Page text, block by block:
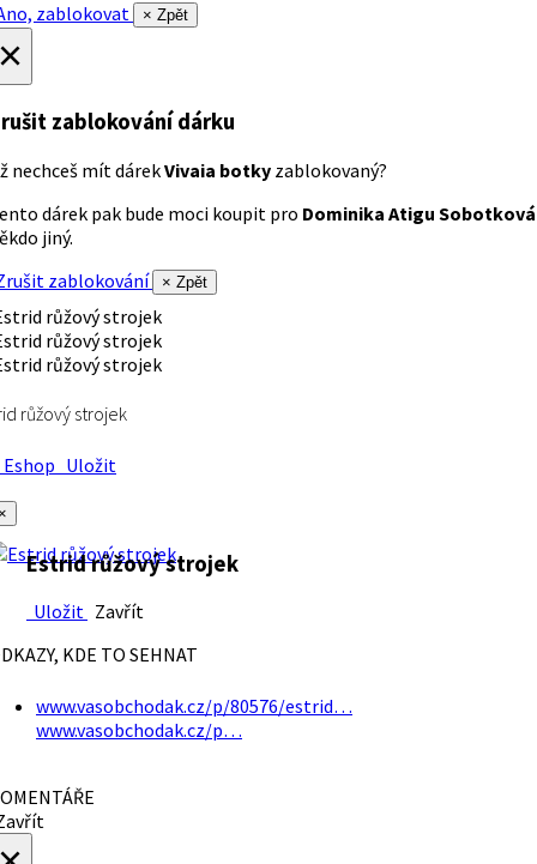
zablokovat
× Zpět
zablokování dárku
nechceš mít dárekVivaia botky zablokovaný?
dárek pak bude moci koupit pro Dominika Atigu Sobotková
jiný.
zablokování
× Zpět
růžový strojek
Uložit
Estrid růžový strojek
Uložit Zavřít
KDE TO SEHNAT
www.vasobchodak.cz/p/80576/estrid…
www.vasobchodak.cz/p…